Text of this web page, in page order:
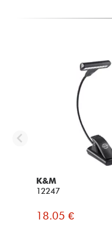
K&M
12247
18.05 €